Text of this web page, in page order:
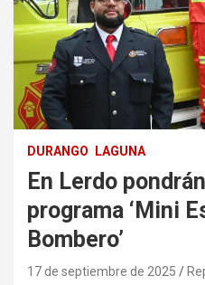
DURANGO LAGUNA
En Lerdo
programa ‘Mini
Bombero’
17 de septiembre de 2025